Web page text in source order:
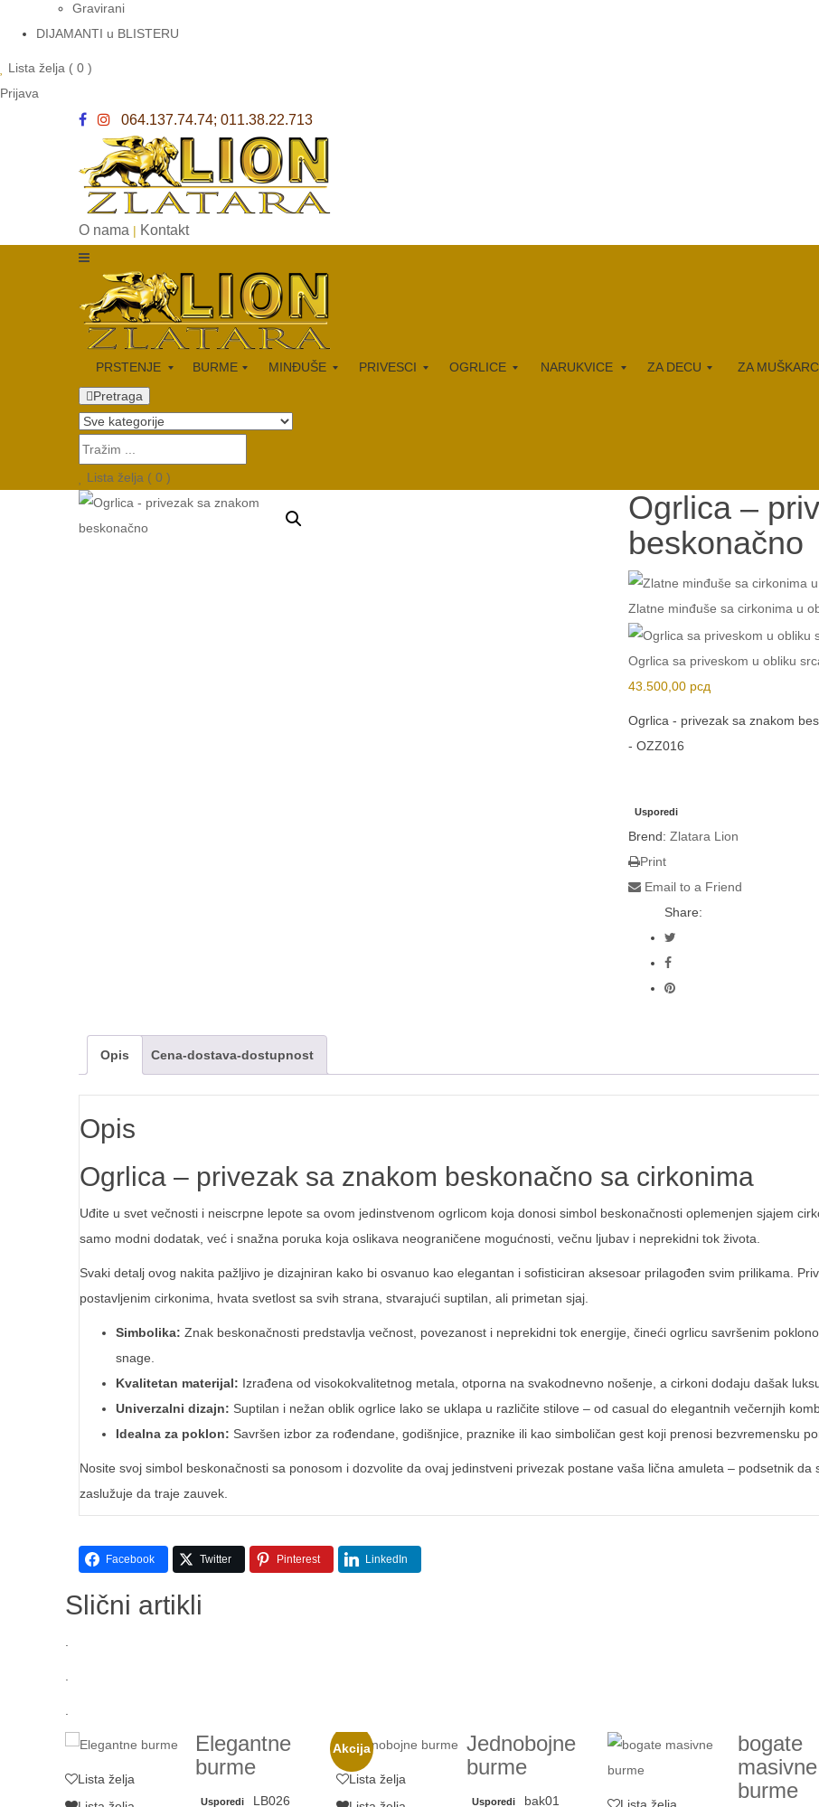
Gravirani
DIJAMANTI u BLISTERU
Lista želja ( 0 )
Prijava
064.137.74.74; 011.38.22.713
O nama | Kontakt
PRSTENJE BURME MINĐUŠE PRIVESCI OGRLICE NARUKVICE ZA DECU ZA
Pretraga
Lista želja ( 0 )
Ogrlica –
beskonačno
Zlatne minđuše sa cirkonima u
Ogrlica sa priveskom u obliku
43.500,00 рсд
Ogrlica - privezak sa znakom
-OZZ016
Usporedi
Brend:Zlatara Lion
Print
Email to a Friend
Share:
Opis Cena-dostava-dostupnost
Opis
Ogrlica – privezak sa znakom beskonačno sa cirkonima
Uđite u svet večnosti i neiscrpne lepote sa ovom jedinstvenom ogrlicom koja donosi simbol beskonačnosti oplemenjen sjajem
samo modni dodatak, već i snažna poruka koja oslikava neograničene mogućnosti, večnu ljubav i neprekidni tok života.
Svaki detalj ovog nakita pažljivo je dizajniran kako bi osvanuo kao elegantan i sofisticiran aksesoar prilagođen svim prilikama.
postavljenim cirkonima, hvata svetlost sa svih strana, stvarajući suptilan, ali primetan sjaj.
Simbolika: Znak beskonačnosti predstavlja večnost, povezanost i neprekidni tok energije, čineći ogrlicu savršenim
snage.
Kvalitetan materijal: Izrađena od visokokvalitetnog metala, otporna na svakodnevno nošenje, a cirkoni dodaju dašak
Univerzalni dizajn: Suptilan i nežan oblik ogrlice lako se uklapa u različite stilove – od casual do elegantnih večernjih
Idealna za poklon: Savršen izbor za rođendane, godišnjice, praznike ili kao simboličan gest koji prenosi bezvremensku
Nosite svoj simbol beskonačnosti sa ponosom i dozvolite da ovaj jedinstveni privezak postane vaša lična amuleta – podsetnik
zaslužuje da traje zauvek.
Facebook Twitter Pinterest LinkedIn
Slični artikli
.
.
.
Lista želja
Elegantne
burme
Usporedi
LB026
Akcija
Lista želja
Jednobojne
burme
Usporedi
bak01
bogate
masivne
burme